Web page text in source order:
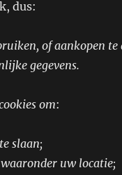
dus:
of aankopen
gegevens.
om:
slaan;
uw locatie;